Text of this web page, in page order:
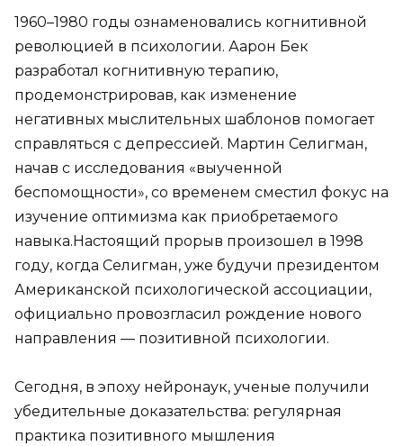
1960–1980 годы ознаменовались когнитивной
революцией в психологии. Аарон Бек
разработал когнитивную терапию,
продемонстрировав, как изменение
негативных мыслительных шаблонов помогает
справляться с депрессией. Мартин Селигман,
начав с исследования «выученной
беспомощности», со временем сместил фокус на
изучение оптимизма как приобретаемого
навыка.Настоящий прорыв произошел в 1998
году, когда Селигман, уже будучи президентом
Американской психологической ассоциации,
официально провозгласил рождение нового
направления — позитивной психологии.
Сегодня, в эпоху нейронаук, ученые получили
убедительные доказательства: регулярная
практика позитивного мышления